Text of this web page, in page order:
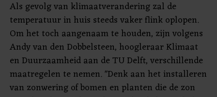
Als gevolg van klimaatverandering zal de
temperatuur in huis steeds vaker flink oplopen.
Om het toch aangenaam te houden, zijn volgens
Andy van den Dobbelsteen, hoogleraar Klimaat
en Duurzaamheid aan de TU Delft, verschillende
maatregelen te nemen. "Denk aan het installeren
van zonwering of bomen en planten die de zon